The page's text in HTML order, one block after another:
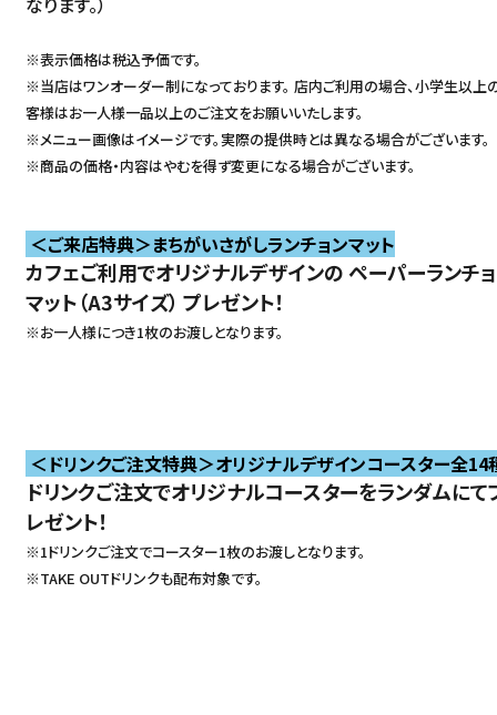
※表示価格は税込予価です。
※当店はワンオーダー制になっております。 店内ご利用の場合、小学生以上
客様はお一人様一品以上のご注文をお願いいたします。
※メニュー画像はイメージです。実際の提供時とは異なる場合がございます。
※商品の価格・内容はやむを得ず変更になる場合がございます。
＜ご来店特典＞まちがいさがしランチョンマット
カフェご利用でオリジナルデザインの ペーパーランチ
マット（A3サイズ） プレゼント！
※お一人様につき1枚のお渡しとなります。
＜ドリンクご注文特典＞オリジナルデザインコースター全14
ドリンクご注文でオリジナルコースターをランダムにて
レゼント！
※1ドリンクご注文でコースター1枚のお渡しとなります。
※TAKE OUTドリンクも配布対象です。